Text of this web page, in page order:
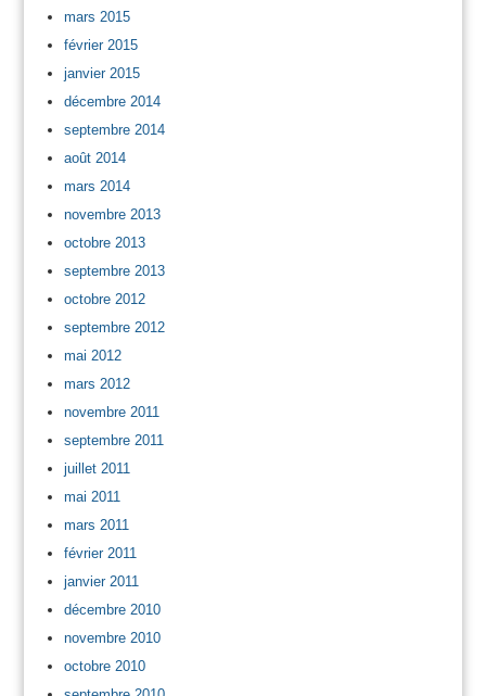
mars 2015
février 2015
janvier 2015
décembre 2014
septembre 2014
août 2014
mars 2014
novembre 2013
octobre 2013
septembre 2013
octobre 2012
septembre 2012
mai 2012
mars 2012
novembre 2011
septembre 2011
juillet 2011
mai 2011
mars 2011
février 2011
janvier 2011
décembre 2010
novembre 2010
octobre 2010